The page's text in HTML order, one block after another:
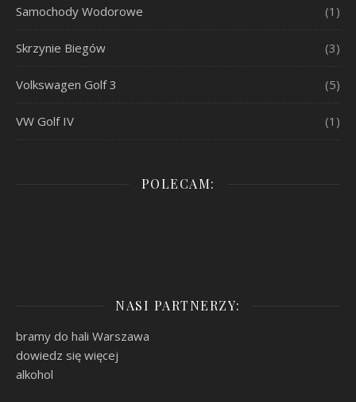
Samochody Wodorowe (1)
Skrzynie Biegów (3)
Volkswagen Golf 3 (5)
VW Golf IV (1)
POLECAM:
NASI PARTNERZY:
bramy do hali Warszawa
dowiedz się więcej
alkohol